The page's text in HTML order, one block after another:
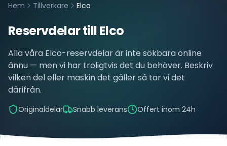
Hem Tillverkare Elco
Reservdelar tillElco
Alla våra Elco-reservdelar är inte sökbara online
ännu — men vi har troligtvis det du behöver. Beskriv
vilken del eller maskin det gäller så tar vi det
därifrån.
Originaldelar Snabb leverans Offert inom 24h